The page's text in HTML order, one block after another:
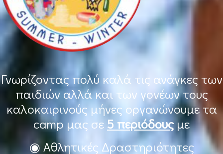
Γνωρίζοντας πολύ καλά τις ανάγκες των
παιδιών αλλά και των γονέων τους
καλοκαιρινούς μήνες οργανώνουμε τα
camp μας σε 5 περιόδουςμε
◉ Αθλητικές Δραστηριότητες